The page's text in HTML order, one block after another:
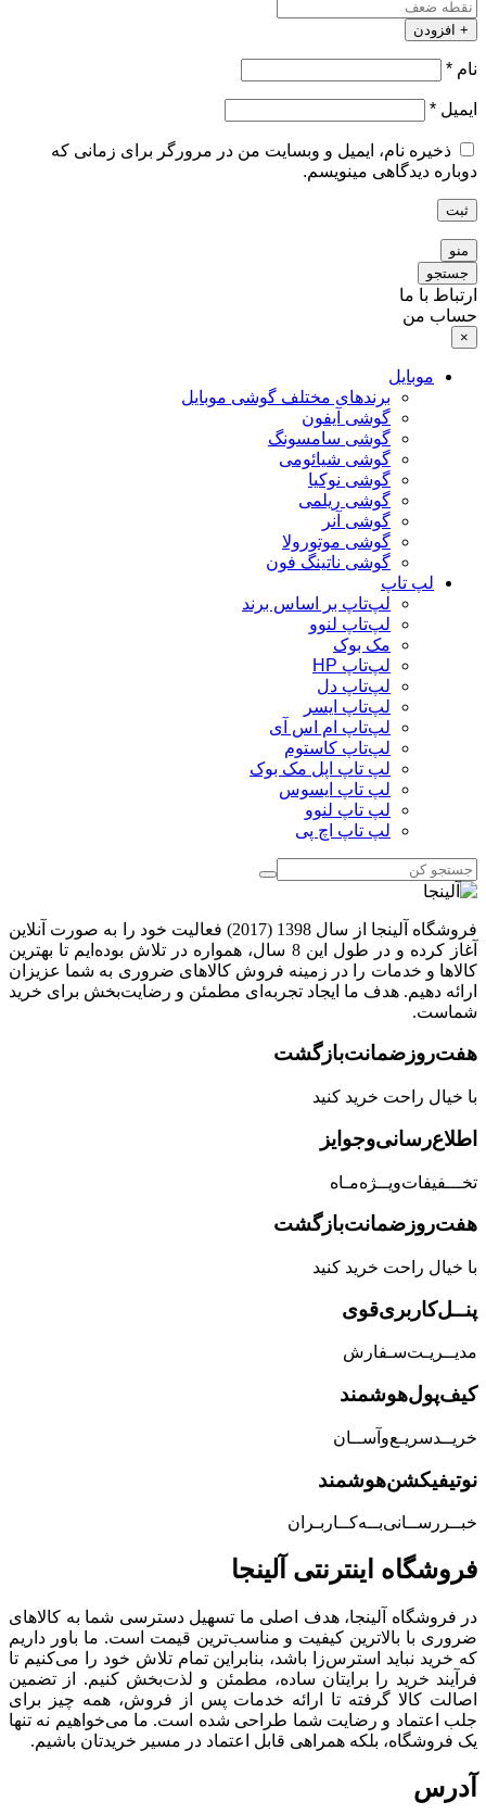
+ افزودن
نام *
ایمیل *
ذخیره نام، ایمیل و وبسایت من در مرورگر برای زمانی که
دوباره دیدگاهی مینویسم.
ثبت
منو
جستجو
ارتباط با ما
حساب من
×
موبایل
برندهای مختلف گوشی موبایل
گوشی آیفون
گوشی سامسونگ
گوشی شیائومی
گوشی نوکیا
گوشی ریلمی
گوشی آنر
گوشی موتورولا
گوشی ناتینگ فون
لپ تاپ
لپ‌تاپ بر اساس برند
لپ‌تاپ لنوو
مک بوک
لپ‌تاپ HP
لپ‌تاپ دل
لپ‌تاپ ایسر
لپ‌تاپ ام اس آی
لپ‌تاپ کاستوم
لپ تاپ اپل مک بوک
لپ تاپ ایسوس
لپ تاپ لنوو
لپ تاپ اچ پی
فروشگاه آلینجا از سال 1398 (2017) فعالیت خود را به صورت آنلاین
آغاز کرده و در طول این 8 سال، همواره در تلاش بوده‌ایم تا بهترین
کالاها و خدمات را در زمینه فروش کالاهای ضروری به شما عزیزان
ارائه دهیم. هدف ما ایجاد تجربه‌ای مطمئن و رضایت‌بخش برای خرید
شماست.
هفت‌روز‌ضمانت‌بازگشت
با خیال راحت خرید کنید
اطلاع‌رسانی‌و‌جوایز
تخـــفیفات‌ویــژه‌مـاه
هفت‌روز‌ضمانت‌بازگشت
با خیال راحت خرید کنید
پنــل‌کاربری‌قوی
مدیــریـت‌سـفارش
کیف‌پول‌هوشمند
خریــد‌سریـع‌و‌آســان
نوتیفیکشن‌هوشمند
خبــررســانی‌بــه‌کــاربـران
فروشگاه‌ اینترنتی‌ آلینجا
در فروشگاه آلینجا، هدف اصلی ما تسهیل دسترسی شما به کالاهای
ضروری با بالاترین کیفیت و مناسب‌ترین قیمت است. ما باور داریم
که خرید نباید استرس‌زا باشد، بنابراین تمام تلاش خود را می‌کنیم تا
فرآیند خرید را برایتان ساده، مطمئن و لذت‌بخش کنیم. از تضمین
اصالت کالا گرفته تا ارائه خدمات پس از فروش، همه چیز برای
جلب اعتماد و رضایت شما طراحی شده است. ما می‌خواهیم نه تنها
یک فروشگاه، بلکه همراهی قابل اعتماد در مسیر خریدتان باشیم.
آدرس